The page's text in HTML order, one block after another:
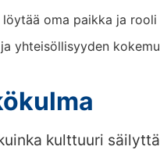
oma paikka ja rooli
yhteisöllisyyden
kulttuuri